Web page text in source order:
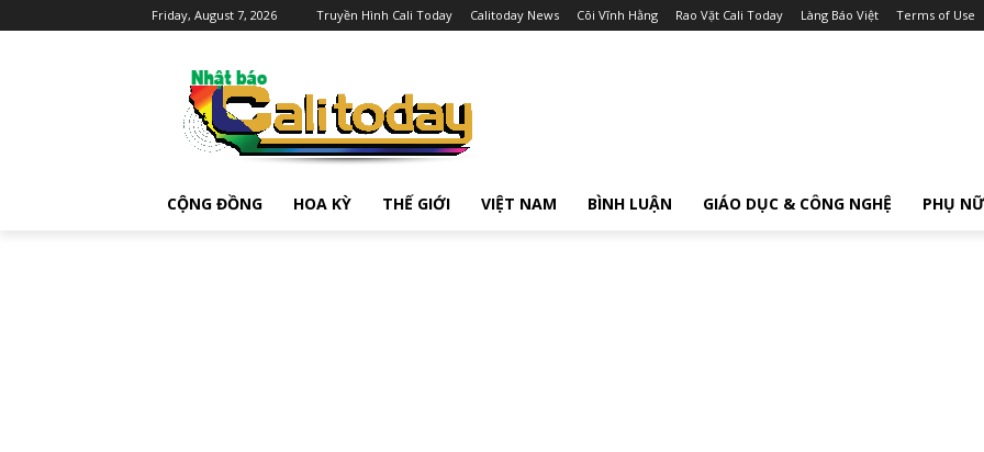
Friday, August 7, 2026 Truyền Hình Cali Today Calitoday News Cõi Vĩnh Hằng Rao Vặt Cali Today Làng Báo Việt Terms of Use
CỘNG ĐỒNG HOA KỲ THẾ GIỚI VIỆT NAM BÌNH LUẬN GIÁO DỤC & CÔNG NGHỆ PHỤ NỮ